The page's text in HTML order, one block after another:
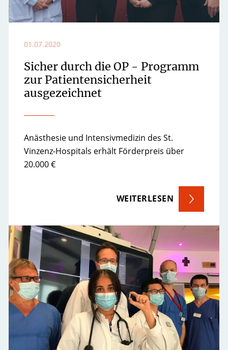
01.07.2020
Sicher durch die OP - Programm
zur Patientensicherheit
ausgezeichnet
Anästhesie und Intensivmedizin des St.
Vinzenz-Hospitals erhält Förderpreis über
20.000 €
WEITERLESEN